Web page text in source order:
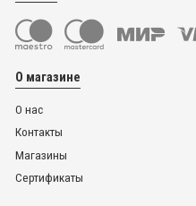
О магазине
О нас
Контакты
Магазины
Сертификаты